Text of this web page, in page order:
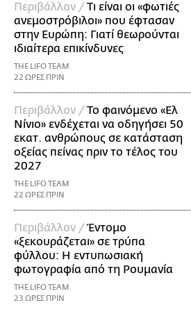
Περιβάλλον / Τι είναι οι «φωτιές
ανεμοστρόβιλοι» που έφτασαν
στην Ευρώπη: Γιατί θεωρούνται
ιδιαίτερα επικίνδυνες
THE LIFO TEAM
22 ΩΡΕΣ ΠΡΙΝ
Περιβάλλον / Το φαινόμενο «Ελ
Νίνιο» ενδέχεται να οδηγήσει 50
εκατ. ανθρώπους σε κατάσταση
οξείας πείνας πριν το τέλος του
2027
THE LIFO TEAM
22 ΩΡΕΣ ΠΡΙΝ
Περιβάλλον /Έντομο
«ξεκουράζεται» σε τρύπα
φύλλου: Η εντυπωσιακή
φωτογραφία από τη Ρουμανία
THE LIFO TEAM
23 ΩΡΕΣ ΠΡΙΝ